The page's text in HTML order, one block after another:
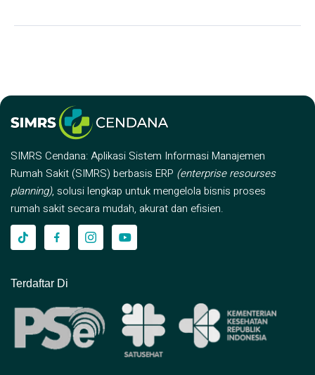
SIMRS Cendana: Aplikasi Sistem Informasi Manajemen
Rumah Sakit (SIMRS) berbasis ERP (enterprise resourses
planning), solusi lengkap untuk mengelola bisnis proses
rumah sakit secara mudah, akurat dan efisien.
Terdaftar Di